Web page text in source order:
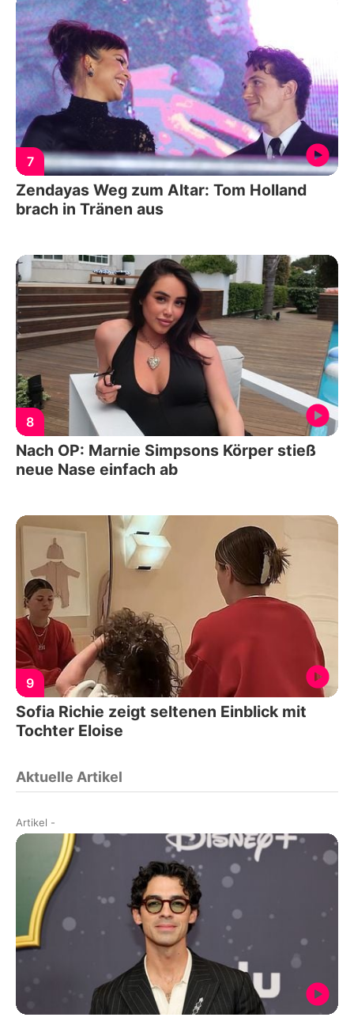
7
Zendayas Weg zum Altar: Tom Holland
brach in Tränen aus
8
Nach OP: Marnie Simpsons Körper stieß
neue Nase einfach ab
9
Sofia Richie zeigt seltenen Einblick mit
Tochter Eloise
Aktuelle Artikel
Artikel -